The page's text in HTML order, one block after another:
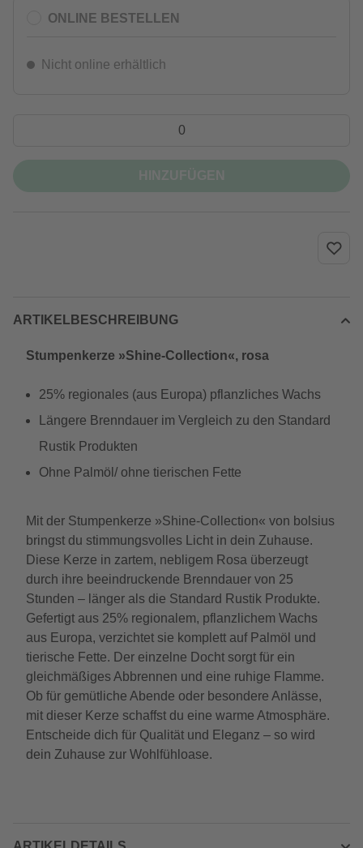
ONLINE BESTELLEN
Nicht online erhältlich
ARTIKELBESCHREIBUNG
Stumpenkerze »Shine-Collection«, rosa
25% regionales (aus Europa) pflanzliches Wachs
Längere Brenndauer im Vergleich zu den Standard
Rustik Produkten
Ohne Palmöl/ ohne tierischen Fette
Mit der Stumpenkerze »Shine-Collection« von bolsius
bringst du stimmungsvolles Licht in dein Zuhause.
Diese Kerze in zartem, nebligem Rosa überzeugt
durch ihre beeindruckende Brenndauer von 25
Stunden – länger als die Standard Rustik Produkte.
Gefertigt aus 25% regionalem, pflanzlichem Wachs
aus Europa, verzichtet sie komplett auf Palmöl und
tierische Fette. Der einzelne Docht sorgt für ein
gleichmäßiges Abbrennen und eine ruhige Flamme.
Ob für gemütliche Abende oder besondere Anlässe,
mit dieser Kerze schaffst du eine warme Atmosphäre.
Entscheide dich für Qualität und Eleganz – so wird
dein Zuhause zur Wohlfühloase.